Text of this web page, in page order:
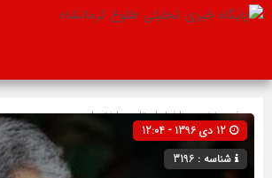
صفحه نخستاخبار استان»اختصاصی
شناسه : 3196